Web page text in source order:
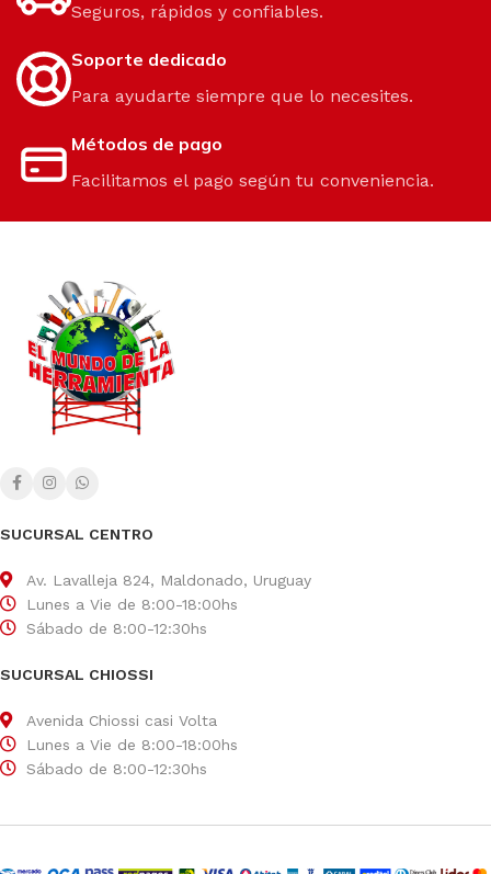
Seguros, rápidos y confiables.
Soporte dedicado
Para ayudarte siempre que lo necesites.
Métodos de pago
Facilitamos el pago según tu conveniencia.
SUCURSAL CENTRO
Av. Lavalleja 824, Maldonado, Uruguay
Lunes a Vie de 8:00-18:00hs
Sábado de 8:00-12:30hs
SUCURSAL CHIOSSI
Avenida Chiossi casi Volta
Lunes a Vie de 8:00-18:00hs
Sábado de 8:00-12:30hs